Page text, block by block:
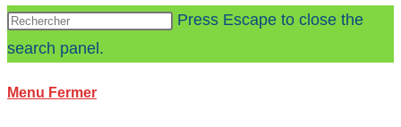
Press Escape to close the
search panel.
Menu Fermer